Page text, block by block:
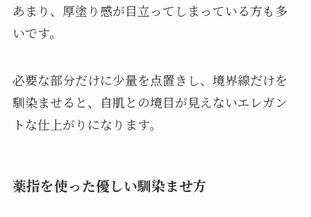
あまり、厚塗り感が目立ってしまっている方も多
いです。
必要な部分だけに少量を点置きし、境界線だけを
馴染ませると、自肌との境目が見えないエレガン
トな仕上がりになります。
薬指を使った優しい馴染ませ方